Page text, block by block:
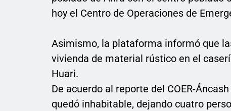
hoy el Centro de Operaciones de
Asimismo, la plataforma informó que
vivienda de material rústico en el
Huari.
De acuerdo al reporte del COER-
quedó inhabitable, dejando cuatro